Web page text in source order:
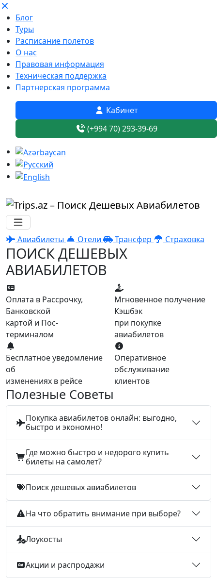
Блог
Туры
Расписание полетов
О нас
Правовая информация
Техническая поддержка
Партнерская программа
Кабинет
(+994 70) 293-39-69
Авиабилеты Отели Трансфер Страховка
ПОИСК ДЕШЕВЫХ
АВИАБИЛЕТОВ
Оплата в Рассрочку,
Банковской
картой и Пос-
терминалом
Мгновенное получение
Кэшбэк
при покупке
авиабилетов
Бесплатное уведомление
об
изменениях в рейсе
Оперативное
обслуживание
клиентов
Полезные Советы
Покупка авиабилетов онлайн: выгодно,
быстро и экономно!
Где можно быстро и недорого купить
билеты на самолет?
Поиск дешевых авиабилетов
На что обратить внимание при выборе?
Лоукосты
Акции и распродажи